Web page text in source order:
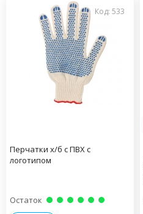
Код: 533
Перчатки х/б с ПВХ с
логотипом
Остаток